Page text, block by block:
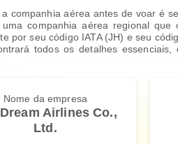
companhia aérea antes de voar é
companhia aérea regional
por seu código IATA (JH) e seu
todos os detalhes
Nome da empresa
Airlines Co.,
Ltd.